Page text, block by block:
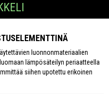
luonnonmateriaalien
lämpösäteilyn periaatteella
siihen upotettu erikoinen